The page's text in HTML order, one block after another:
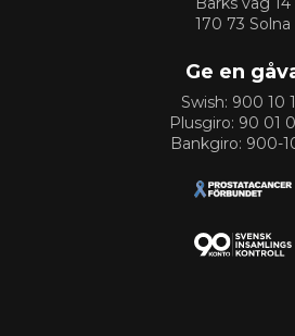
170 73 Solna
Ge en
Swish: 900 10
Plusgiro: 90 01
Bankgiro: 900-